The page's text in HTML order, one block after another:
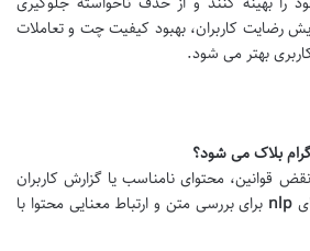
رضایت کاربران، بهبود کیفیت چت و تعاملات
بهتر می شود.
قوانین، محتوای نامناسب یا گزارش کاربران
nlp برای بررسی متن و ارتباط معنایی محتوا با